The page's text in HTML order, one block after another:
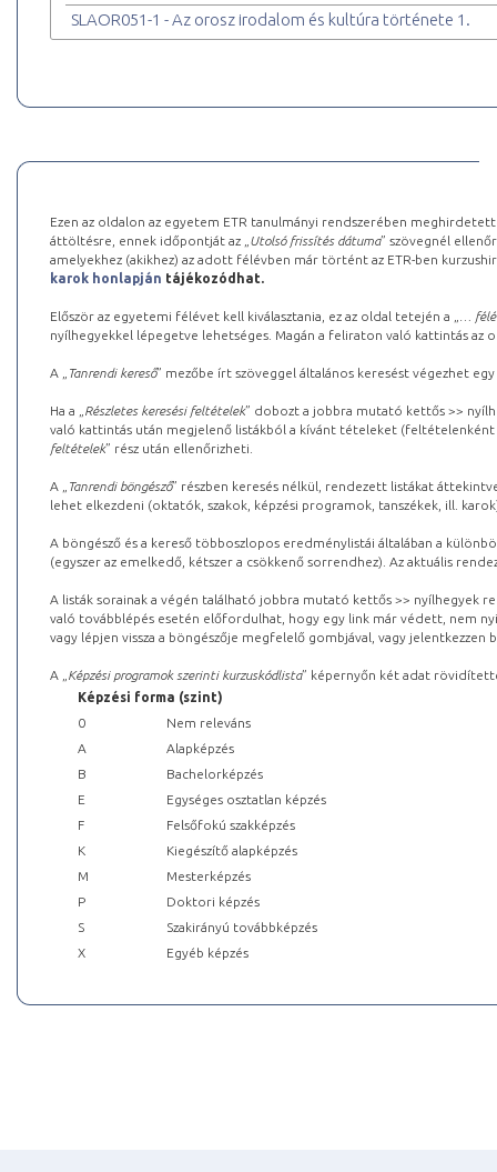
SLAOR051-1 - Az orosz irodalom és kultúra története 1.
Ezen az oldalon az egyetem ETR tanulmányi rendszerében
áttöltésre, ennek időpontját az „ Utolsó frissítés dátuma” szövegnél
amelyekhez (akikhez) az adott félévben már történt az ETR-ben
karok honlapján tájékozódhat.
Először az egyetemi félévet kell kiválasztania, ez az oldal tetején a „
…
nyílhegyekkel lépegetve lehetséges. Magán a feliraton való kattintás az
A „ Tanrendi kereső” mezőbe írt szöveggel általános keresést végezhet
Ha a „ Részletes keresési feltételek” dobozt a jobbra mutató kettős >>
való kattintás után megjelenő listákból a kívánt tételeket (feltételenként
feltételek” rész után ellenőrizheti.
A „ Tanrendi böngésző” részben keresés nélkül, rendezett listákat
lehet elkezdeni (oktatók, szakok, képzési programok, tanszékek, ill.
A böngésző és a kereső többoszlopos eredménylistái általában a
(egyszer az emelkedő, kétszer a csökkenő sorrendhez). Az aktuális
A listák sorainak a végén található jobbra mutató kettős >> nyílhegyek
való továbblépés esetén előfordulhat, hogy egy link már védett, nem
vagy lépjen vissza a böngészője megfelelő gombjával, vagy
A „ Képzési programok szerinti kurzuskódlista” képernyőn két adat
Képzési forma (szint)
0
Nem releváns
A
Alapképzés
B
Bachelorképzés
E
Egységes osztatlan képzés
F
Felsőfokú szakképzés
K
Kiegészítő alapképzés
M
Mesterképzés
P
Doktori képzés
S
Szakirányú továbbképzés
X
Egyéb képzés